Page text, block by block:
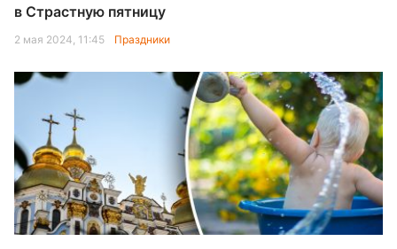
в Страстную пятницу
2 мая 2024, 11:45 Праздники